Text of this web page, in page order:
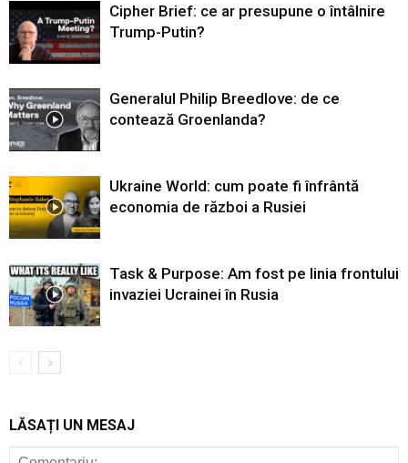
Cipher Brief: ce ar presupune o întâlnire
Trump-Putin?
Generalul Philip Breedlove: de ce
contează Groenlanda?
Ukraine World: cum poate fi înfrântă
economia de război a Rusiei
Task & Purpose: Am fost pe linia frontului
invaziei Ucrainei în Rusia
LĂSAȚI UN MESAJ